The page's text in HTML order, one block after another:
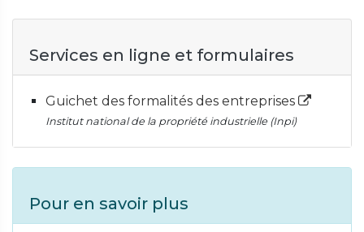
Services en ligne et formulaires
Guichet des formalités des entreprises
Institut national de la propriété industrielle (Inpi)
Pour en savoir plus